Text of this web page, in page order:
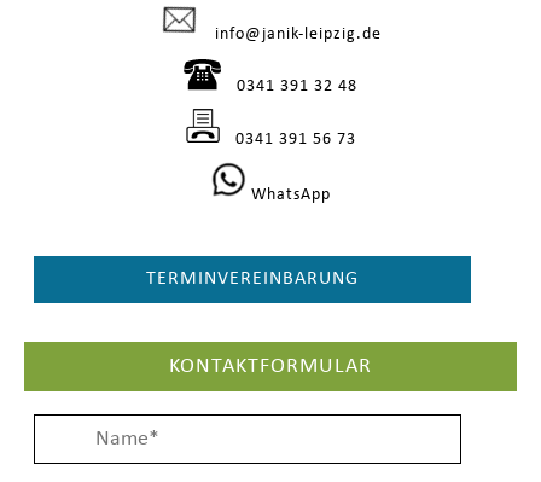
info@janik-leipzig.de
0341 391 32 48
0341 391 56 73
WhatsApp
TERMINVEREINBARUNG
KONTAKTFORMULAR